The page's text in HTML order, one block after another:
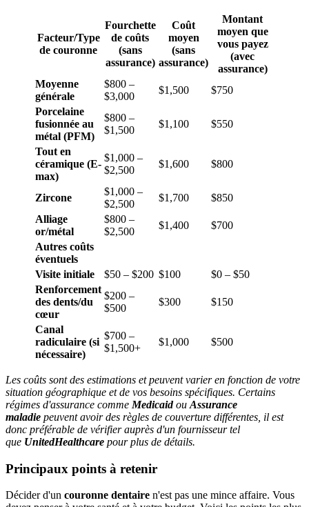
Facteur/Type
de couronne
Fourchette
de coûts
(sans
assurance)
Coût
moyen
(sans
assurance)
Montant
moyen que
vous payez
(avec
assurance)
Moyenne
générale
$800 –
$3,000
$1,500
$750
Porcelaine
fusionnée au
métal (PFM)
$800 –
$1,500
$1,100 $550
Tout en
céramique (E-
max)
$1,000 –
$2,500
$1,600 $800
Zircone
$1,000 –
$2,500
$1,700
$850
Alliage
or/métal
$800 –
$2,500
$1,400
$700
Autres coûts
éventuels
Visite initiale
$50 – $200 $100
$0 – $50
Renforcement
des dents/du
cœur
$200 –
$500
$300 $150
Canal
radiculaire (si
nécessaire)
$700 –
$1,500+
$1,000 $500
Les coûts sont des estimations et peuvent varier en fonction de votre
situation géographique et de vos besoins spécifiques. Certains
régimes d'assurance comme Medicaidou Assurance
maladie peuvent avoir des règles de couverture différentes, il est
donc préférable de vérifier auprès d'un fournisseur tel
que UnitedHealthcare pour plus de détails.
Principaux points à retenir
Décider d'un couronne dentaire n'est pas une mince affaire. Vous